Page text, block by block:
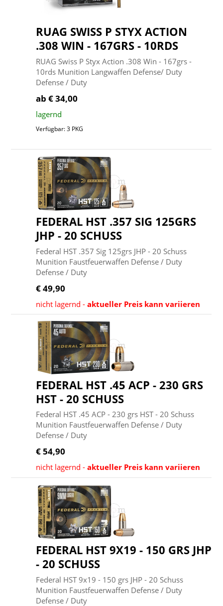
RUAG SWISS P STYX ACTION
.308 WIN - 167GRS - 10RDS
RUAG Swiss P Styx Action .308 Win - 167grs -
10rds Munition Langwaffen Defense/ Duty
Defense / Duty
ab € 34,00
lagernd
Verfügbar: 3 PKG
FEDERAL HST .357 SIG 125GRS
JHP - 20 SCHUSS
Federal HST .357 Sig 125grs JHP - 20 Schuss
Munition Faustfeuerwaffen Defense / Duty
Defense / Duty
€ 49,90
nicht lagernd -aktueller Preis kann variieren
FEDERAL HST .45 ACP - 230 GRS
HST - 20 SCHUSS
Federal HST .45 ACP - 230 grs HST - 20 Schuss
Munition Faustfeuerwaffen Defense / Duty
Defense / Duty
€ 54,90
nicht lagernd -aktueller Preis kann variieren
FEDERAL HST 9X19 - 150 GRS JHP
- 20 SCHUSS
Federal HST 9x19 - 150 grs JHP - 20 Schuss
Munition Faustfeuerwaffen Defense / Duty
Defense / Duty